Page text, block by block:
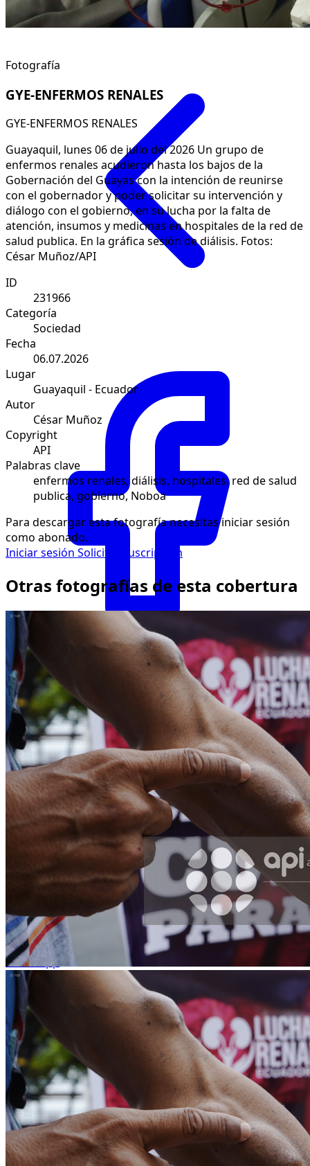
Facebook
WhatsApp
Fotografía
GYE-ENFERMOS RENALES
GYE-ENFERMOS RENALES
Guayaquil, lunes 06 de julio del 2026 Un grupo de
enfermos renales acudieron hasta los bajos de la
Gobernación del Guayas con la intención de reunirse
con el gobernador y poder solicitar su intervención y
diálogo con el gobierno, en su lucha por la falta de
atención, insumos y medicinas en hospitales de la red de
salud publica. En la gráfica sesión de diálisis. Fotos:
César Muñoz/API
ID
231966
Categoría
Sociedad
Fecha
06.07.2026
Lugar
Guayaquil - Ecuador
Autor
César Muñoz
Copyright
API
Palabras clave
enfermos renales, diálisis, hospitales, red de salud
publica, gobierno, Noboa
Para descargar esta fotografía necesitas iniciar sesión
como abonado.
Iniciar sesión Solicitar suscripción
Otras fotografías de esta cobertura